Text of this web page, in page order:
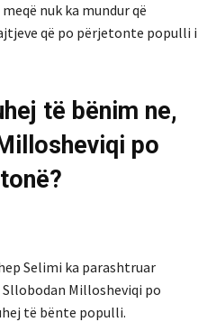
nuk ka mundur që
që po përjetonte populli i
të bënim ne,
po
Selimi ka parashtruar
Sllobodan Millosheviqi po
të bënte populli.